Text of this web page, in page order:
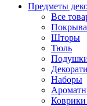
Предметы
Все
Шторы
Тюль
Подушки
Наборы